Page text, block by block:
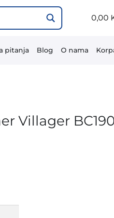
0,00
pitanja Blog O nama
Villager